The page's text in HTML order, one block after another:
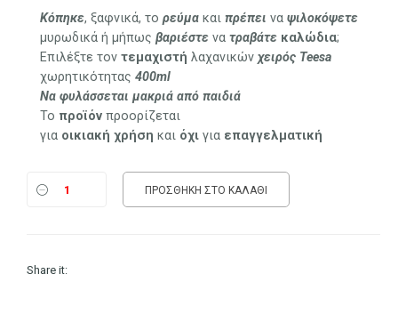
Κόπηκε, ξαφνικά, τορεύμα καιπρέπει ναψιλοκόψετε
μυρωδικά ή μήπωςβαριέστε νατραβάτε καλώδια;
Επιλέξτε τοντεμαχιστή λαχανικώνχειρός Teesa
χωρητικότητας400ml
Να φυλάσσεται μακριά από παιδιά
Το προϊόν προορίζεται
για οικιακή χρήση και όχι για επαγγελματική
ΠΡΟΣΘΉΚΗ ΣΤΟ ΚΑΛΆΘΙ
Share it: